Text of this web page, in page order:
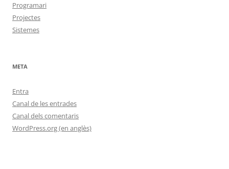
Programari
Projectes
Sistemes
META
Entra
Canal de les entrades
Canal dels comentaris
WordPress.org (en anglès)